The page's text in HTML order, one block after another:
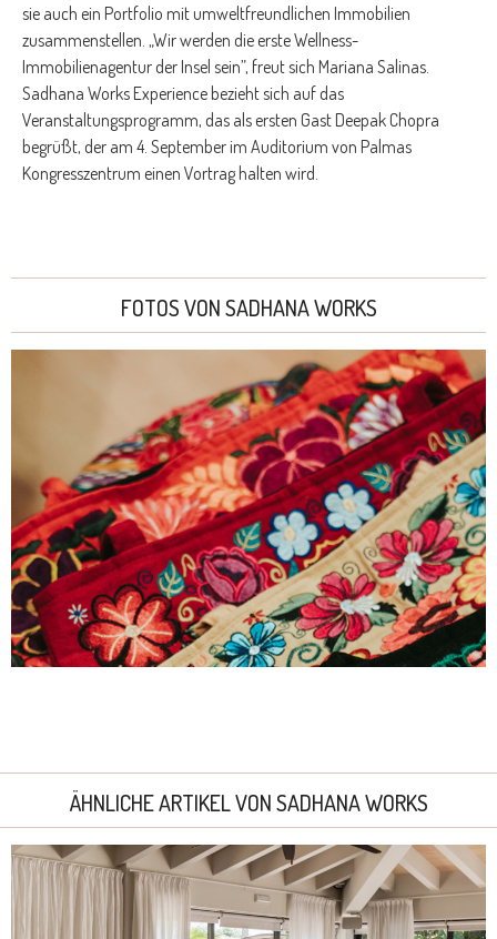
sie auch ein Portfolio mit umweltfreundlichen Immobilien
zusammenstellen. „Wir werden die erste Wellness-
Immobilienagentur der Insel sein”, freut sich Mariana Salinas.
Sadhana Works Experience bezieht sich auf das
Veranstaltungsprogramm, das als ersten Gast Deepak Chopra
begrüßt, der am 4. September im Auditorium von Palmas
Kongresszentrum einen Vortrag halten wird.
FOTOS VON SADHANA WORKS
ÄHNLICHE ARTIKEL VON SADHANA WORKS